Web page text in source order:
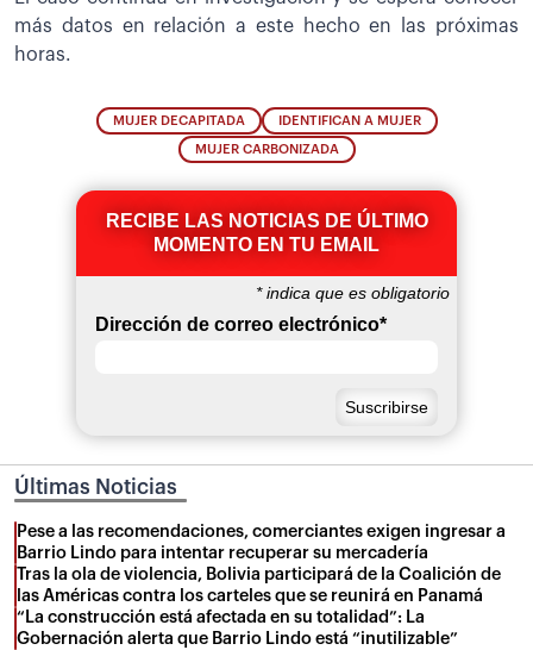
más datos en relación a este hecho en las próximas
horas.
MUJER DECAPITADA IDENTIFICAN A MUJER
MUJER CARBONIZADA
RECIBE LAS NOTICIAS DE ÚLTIMO
MOMENTO EN TU EMAIL
*indica que es obligatorio
Dirección de correo electrónico*
Últimas Noticias
Pese a las recomendaciones, comerciantes exigen ingresar a
Barrio Lindo para intentar recuperar su mercadería
Tras la ola de violencia, Bolivia participará de la Coalición de
las Américas contra los carteles que se reunirá en Panamá
“La construcción está afectada en su totalidad”: La
Gobernación alerta que Barrio Lindo está “inutilizable”